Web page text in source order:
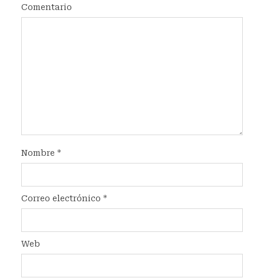
Comentario
Nombre *
Correo electrónico *
Web